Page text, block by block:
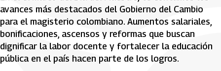
avances más destacados del Gobierno del Cambio
para el magisterio colombiano. Aumentos salariales,
bonificaciones, ascensos y reformas que buscan
dignificar la labor docente y fortalecer la educación
pública en el país hacen parte de los logros.